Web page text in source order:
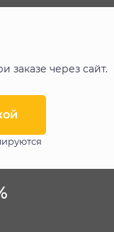
заказе через сайт.